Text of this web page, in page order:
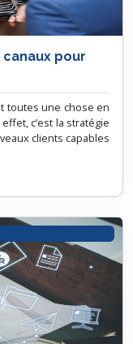
pour
toutes une chose en
c’est la stratégie
clients capables